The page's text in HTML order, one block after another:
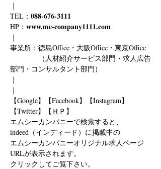
｜
TEL： 088-676-3111
HP： www.mc-company1111.com
｜
事業所：徳島Office・大阪Office・東京Office
（人材紹介サービス部門・求人広告
部門・コンサルタント部門）
｜
｜
【Google】【Facebook】【Instagram】
【Twitter】【ＨＰ】
エムシーカンパニーで検索すると、
indeed（インディード）に掲載中の
エムシーカンパニーオリジナル求人ページ
URLが表示されます。
クリックしてご覧下さい。